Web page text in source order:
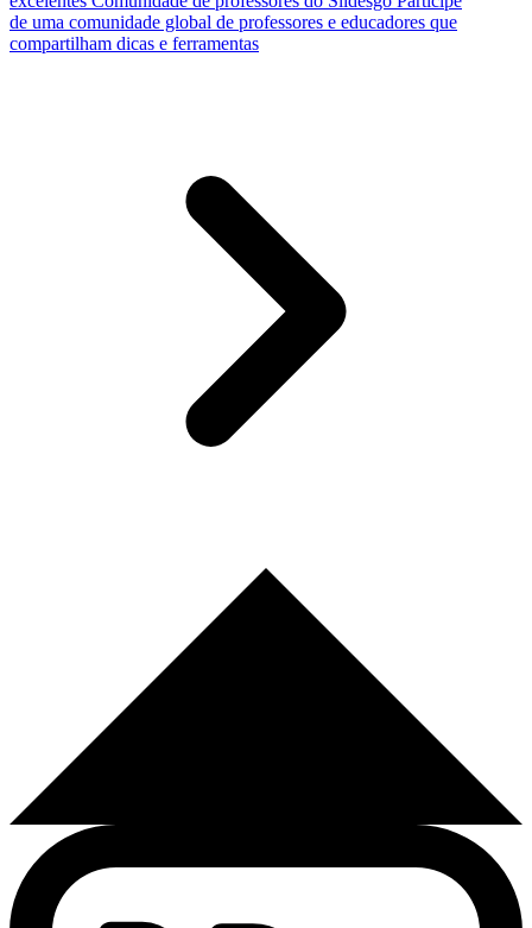
de uma comunidade global de professores e educadores que
compartilham dicas e ferramentas